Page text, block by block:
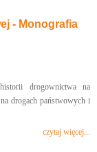
- Monografia
drogownictwa na
drogach państwowych i
czytaj więcej...